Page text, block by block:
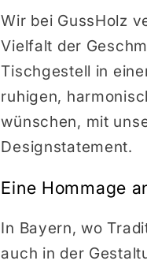
Wir bei GussHolz
Vielfalt der
Tischgestell in
ruhigen,
wünschen, mit
Designstatement.
Eine Hommage
In Bayern, wo
auch in der